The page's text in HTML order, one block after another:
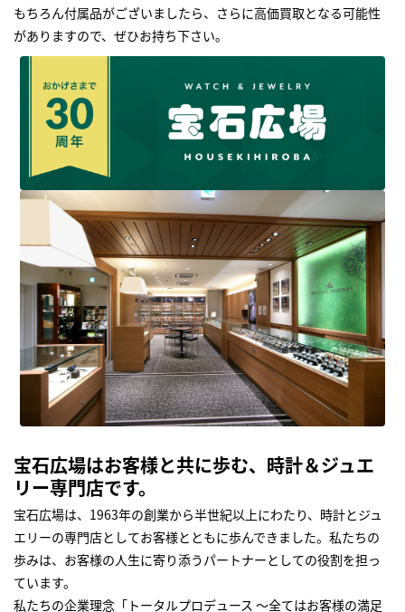
もちろん付属品がございましたら、さらに高価買取となる可能性
がありますので、ぜひお持ち下さい｡
宝石広場はお客様と共に歩む、時計＆ジュエ
リー専門店です。
宝石広場は、1963年の創業から半世紀以上にわたり、時計とジュ
エリーの専門店としてお客様とともに歩んできました。私たちの
歩みは、お客様の人生に寄り添うパートナーとしての役割を担っ
ています。
私たちの企業理念「トータルプロデュース ～全てはお客様の満足